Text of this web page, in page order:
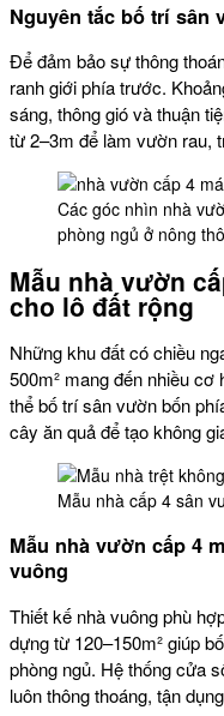
Nguyên tắc bố trí sân
Để đảm bảo sự thông
ranh giới phía trước.
sáng, thông gió và thuận
từ 2–3m để làm vườn rau,
Các góc nhìn nhà
phòng ngủ ở nông
Mẫu nhà vườn
cho lô đất rộng
Những khu đất có chiều
500m² mang đến nhiều
thể bố trí sân vườn bốn
cây ăn quả để tạo không
Mẫu nhà cấp 4 sân
Mẫu nhà vườn cấp 4
vuông
Thiết kế nhà vuông phù
dựng từ 120–150m² giúp
phòng ngủ. Hệ thống cửa
luôn thông thoáng, tận